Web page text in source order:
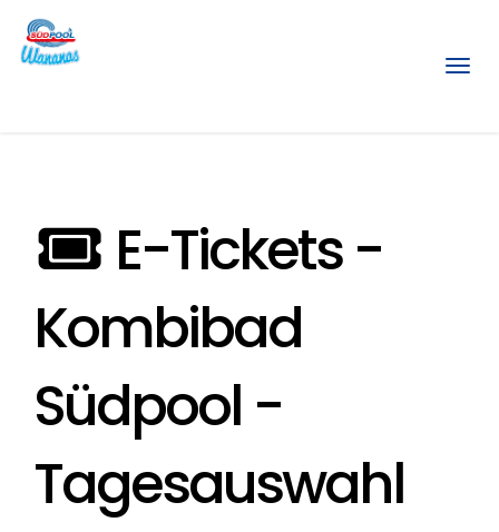
E-Tickets -
Kombibad
Südpool -
Tagesauswahl